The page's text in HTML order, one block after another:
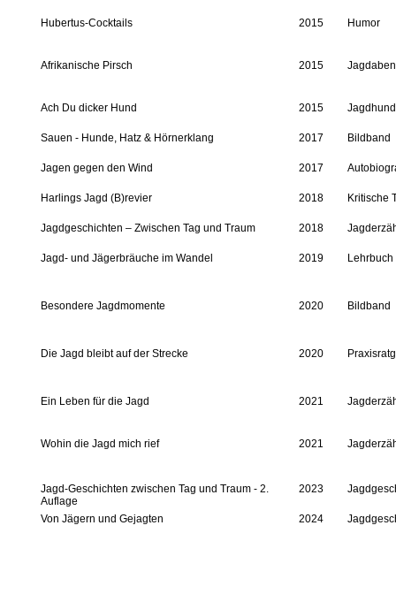
Hubertus-Cocktails 2015 Humor
Afrikanische Pirsch 2015
Ach Du dicker Hund 2015
Sauen - Hunde, Hatz & Hörnerklang 2017 Bildband
Jagen gegen den Wind 2017
Harlings Jagd (B)revier 2018 Kritische
Jagdgeschichten – Zwischen Tag und Traum 2018
Jagd- und Jägerbräuche im Wandel 2019 Lehrbuch
Besondere Jagdmomente 2020 Bildband
Die Jagd bleibt auf der Strecke 2020
Ein Leben für die Jagd 2021
Wohin die Jagd mich rief 2021
Jagd-Geschichten zwischen Tag und Traum - 2.
Auflage
2023
Von Jägern und Gejagten 2024